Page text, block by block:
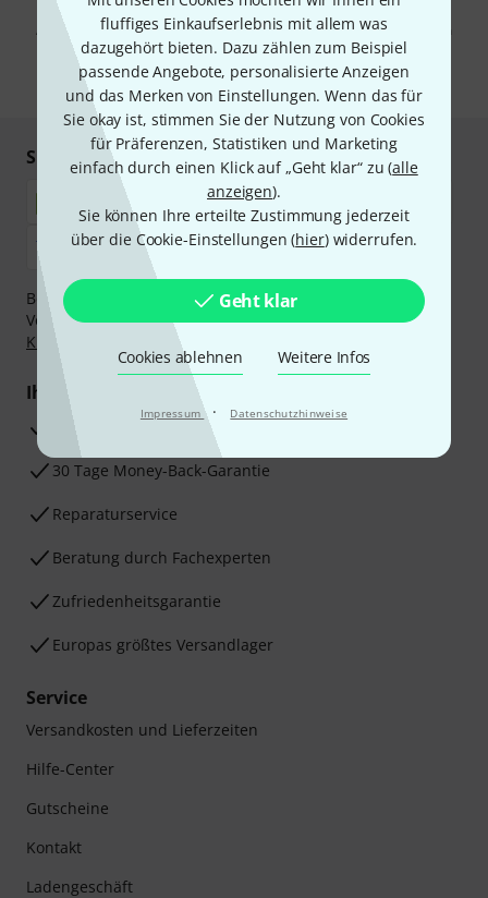
fluffiges Einkaufserlebnis mit allem was
dazugehört bieten. Dazu zählen zum Beispiel
passende Angebote, personalisierte Anzeigen
und das Merken von Einstellungen. Wenn das für
Sie okay ist, stimmen Sie der Nutzung von Cookies
für Präferenzen, Statistiken und Marketing
einfach durch einen Klick auf „Geht klar“ zu (alle
anzeigen).
Sie können Ihre erteilte Zustimmung jederzeit
über die Cookie-Einstellungen (hier) widerrufen.
Geht klar
Cookies ablehnen Weitere Infos
Impressum · Datenschutzhinweise
Werbung und einer Messung des E-Mail-Nutzungsverhaltens zu. Die
Abmeldung ist jederzeit möglich. Weitere Informationen finden Sie in
unserenDatenschutzhinweisen.
* Pflichtfeld
Sicher einkaufen & bezahlen
Bezahlen Sie vertraulich und sicher per Nachnahme,
Vorkasse, PayPal, Amazon Pay,Klarna Sofort bezahlen,
Klarna Ratenzahlungoder Kreditkarte.
Ihre Vorteile
3 Jahre Thomann Garantie
30 Tage Money-Back-Garantie
Reparaturservice
Beratung durch Fachexperten
Zufriedenheitsgarantie
Europas größtes Versandlager
Service
Versandkosten und Lieferzeiten
Hilfe-Center
Gutscheine
Kontakt
Ladengeschäft